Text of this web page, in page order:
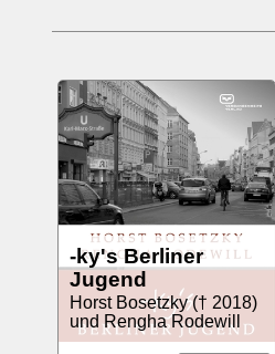
-ky's Berliner
Jugend
Horst Bosetzky († 2018)
und Rengha Rodewill